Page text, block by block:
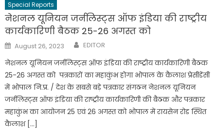
Special Reports
नेशनल यूनियन जर्नलिस्ट्स ऑफ इंडिया की राष्ट्रीय
कार्यकारिणी बैठक 25-26 अगस्त को
Posted
on
August 26, 2023 Author
EDITOR
नेशनल यूनियन जर्नलिस्ट्स ऑफ इंडिया की राष्ट्रीय कार्यकारिणी बैठक
25-26 अगस्त को पत्रकारों का महाकुंभ होगा भोपाल के कैलाश प्रेसीडेंसी
में भोपाल नि.प्र. / देश के सबसे बड़े पत्रकार संगठन नेशनल यूनियन
जर्नलिस्ट्स ऑफ इंडिया की राष्ट्रीय कार्यकारिणी की बैठक और पत्रकार
महाकुंभ का आयोजन 25 एवं 26 अगस्त को भोपाल में रायसेन रोड स्थित
कैलाश […]